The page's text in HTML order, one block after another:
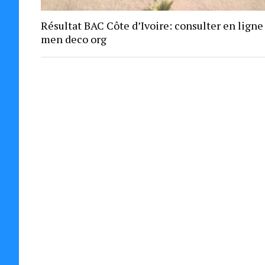
Résultat BAC Côte d’Ivoire: consulter en
men deco org